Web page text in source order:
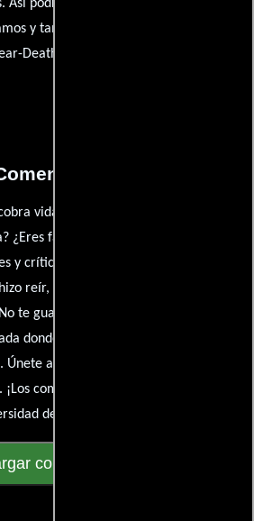
podrás chequear toda la
y también ampliar tu conocimiento
Death Experiences".
vida a través de tus opiniones. ¿Qué
¿Eres fan de? Comparte tus
y críticas sobre Life and Other Near-
reír, llorar o reflexionar? Este es el
te guardes nada! Queremos construir
donde la conversación sobre cine y
Únete a la charla y déjanos conocer tu
comentarios son la pantalla donde
de opiniones!
comentarios